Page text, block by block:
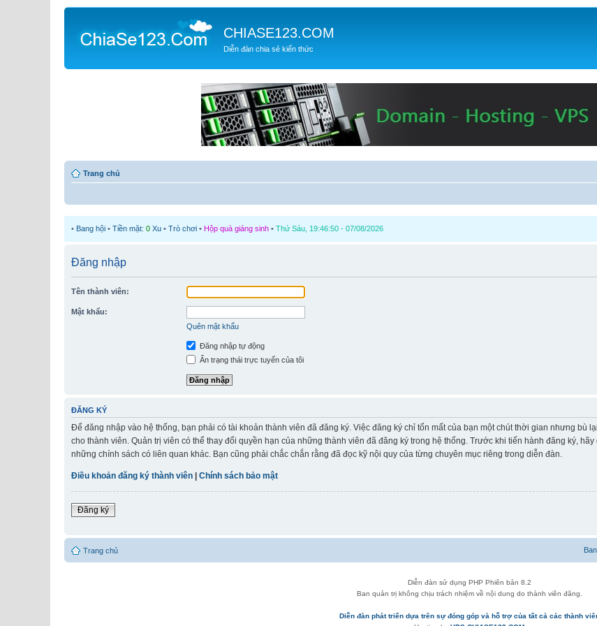
CHIASE123.COM
Diễn đàn chia sẻ kiến thức
Trang chủ
• Bang hội • Tiền mặt: 0 Xu • Trò chơi • Hộp quà giáng sinh • Thứ Sáu, 19:46:50 - 07/08/2026
Đăng nhập
Tên thành viên:
Mật khẩu:
Quên mật khẩu
Đăng nhập tự động
Ẩn trạng thái trực tuyến của tôi
ĐĂNG KÝ
Để đăng nhập vào hệ thống, bạn phải có tài khoản thành viên đã đăng ký. Việc đăng ký chỉ tốn mất của bạn một chút thời gian nhưng bù
cho thành viên. Quản trị viên có thể thay đổi quyền hạn của những thành viên đã đăng ký trong hệ thống. Trước khi tiến hành đăng ký,
những chính sách có liên quan khác. Bạn cũng phải chắc chắn rằng đã đọc kỹ nội quy của từng chuyên mục riêng trong diễn đàn.
Điều khoản đăng ký thành viên Chính sách bảo mật
Đăng ký
Trang chủ
Diễn đàn sử dụng PHP Phiên bản 8.2
Ban quản trị không chịu trách nhiệm về nội dung do thành viên đăng.
Diễn đàn phát triển dựa trên sự đóng góp và hỗ trợ của tất cả các thành